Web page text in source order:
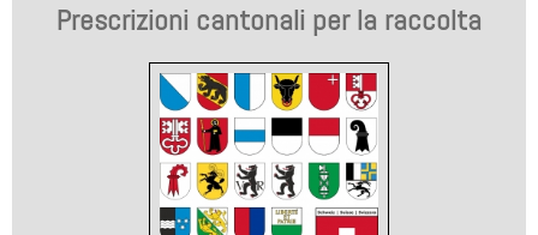
Prescrizioni cantonali per la raccolta